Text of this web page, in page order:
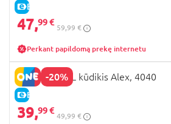
E-KAINA
47,99 €
59,99 €
Perkant papildomą prekę internetu
-20%
E-KAINA
NINES D'ONIL kūdikis Alex, 4040
39,99 €
49,99 €